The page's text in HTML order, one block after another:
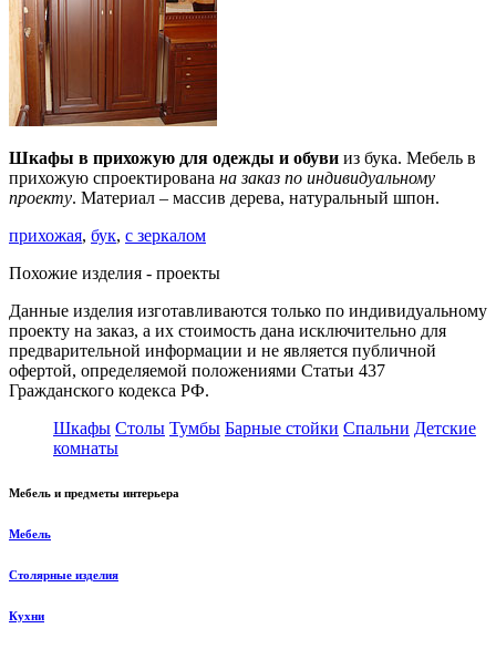
Шкафы в прихожую для одежды и обуви из бука. Мебель в
прихожую спроектирована на заказ по индивидуальному
проекту. Материал – массив дерева, натуральный шпон.
прихожая, бук, с зеркалом
Похожие изделия - проекты
Данные изделия изготавливаются только по индивидуальному
проекту на заказ, а их стоимость дана исключительно для
предварительной информации и не является публичной
офертой, определяемой положениями Статьи 437
Гражданского кодекса РФ.
Шкафы Столы Тумбы Барные стойки Спальни Детские
комнаты
Мебель и предметы интерьера
Мебель
Столярные изделия
Кухни